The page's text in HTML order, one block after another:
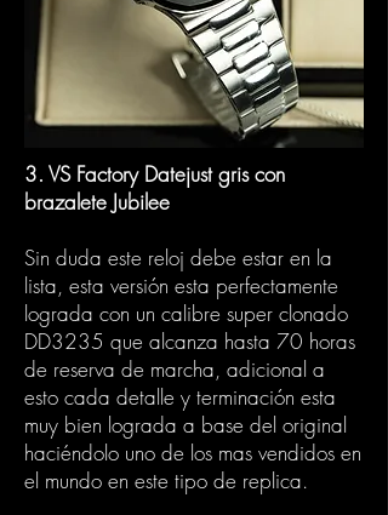
3. VS Factory Datejust gris con
brazalete Jubilee
Sin duda este reloj debe estar en la
lista, esta versión esta perfectamente
lograda con un calibre super clonado
DD3235 que alcanza hasta 70 horas
de reserva de marcha, adicional a
esto cada detalle y terminación esta
muy bien lograda a base del original
haciéndolo uno de los mas vendidos en
el mundo en este tipo de replica.